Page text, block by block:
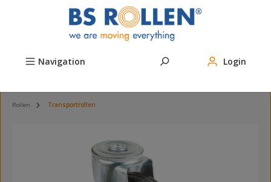
Zum Hauptinhalt springen
Navigation Login
Rollen Transportrollen
Bildergalerie überspringen